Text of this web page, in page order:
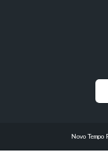
Novo Tempo